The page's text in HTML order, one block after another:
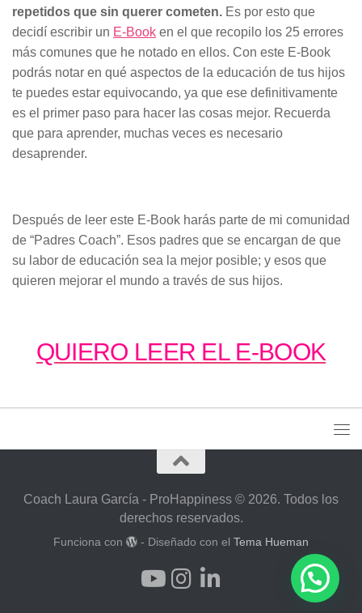
repetidos que sin querer cometen. Es por esto que
decidí escribir un E-Book en el que recopilo los 25 errores
más comunes que he notado en ellos. Con este E-Book
podrás notar en qué aspectos de la educación de tus hijos
te puedes estar equivocando, ya que ese definitivamente
es el primer paso para hacer las cosas mejor. Recuerda
que para aprender, muchas veces es necesario
desaprender.
Después de leer este E-Book harás parte de mi comunidad
de “Padres Coach”. Esos padres que se encargan de que
su labor de educación sea la mejor posible; y esos que
quieren mejorar el mundo a través de sus hijos.
QUIERO LEER EL E-BOOK
Coach Laura García - ProHappiness © 2026. Todos los
derechos reservados.
Funciona con - Diseñado con el Tema Hueman